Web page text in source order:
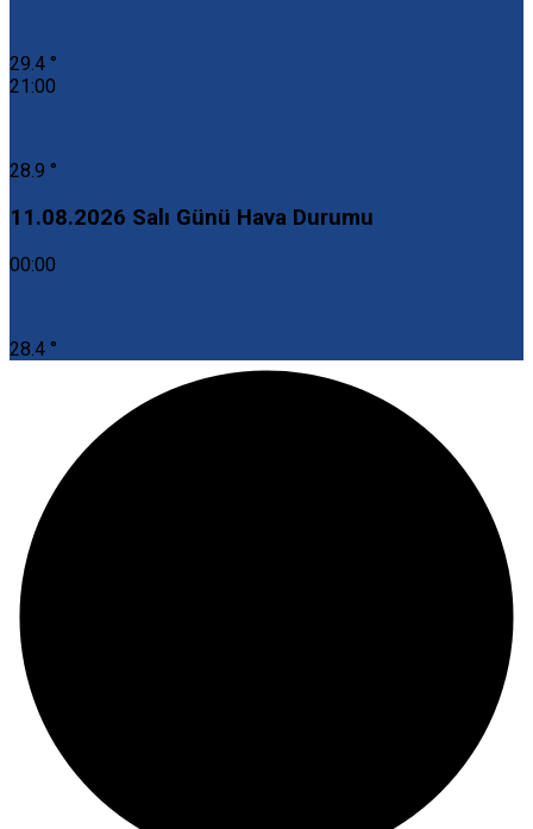
29.4 °
21:00
28.9 °
11.08.2026 Salı Günü Hava Durumu
00:00
28.4 °